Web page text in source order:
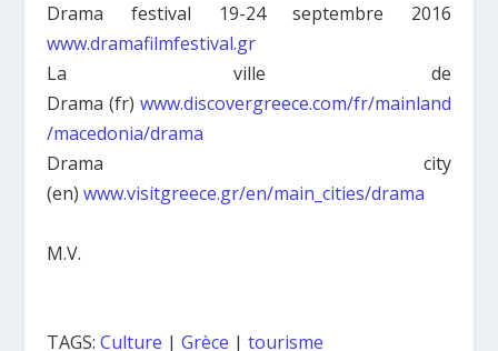
Drama festival 19-24 septembre 2016
www.dramafilmfestival.gr
La ville de
Drama (fr) www.discovergreece.com/fr/mainland
/macedonia/drama
Drama city
(en)www.visitgreece.gr/en/main_cities/drama
M.V.
TAGS:Culture |Grèce |tourisme